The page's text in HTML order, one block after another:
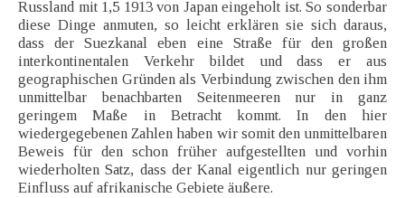
Russland mit 1,5 1913 von Japan eingeholt ist. So sonderbar
diese Dinge anmuten, so leicht erklären sie sich daraus,
dass der Suezkanal eben eine Straße für den großen
interkontinentalen Verkehr bildet und dass er aus
geographischen Gründen als Verbindung zwischen den ihm
unmittelbar benachbarten Seitenmeeren nur in ganz
geringem Maße in Betracht kommt. In den hier
wiedergegebenen Zahlen haben wir somit den unmittelbaren
Beweis für den schon früher aufgestellten und vorhin
wiederholten Satz, dass der Kanal eigentlich nur geringen
Einfluss auf afrikanische Gebiete äußere.